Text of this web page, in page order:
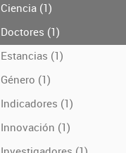
Ciencia (1)
Doctores (1)
Estancias (1)
Género (1)
Indicadores (1)
Innovación (1)